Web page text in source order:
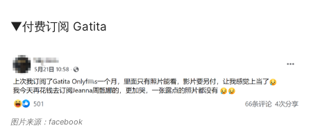
▼付费订阅 Gatita
图片来源：facebook